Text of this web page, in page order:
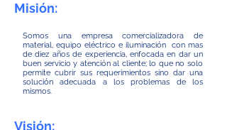
Misión:
Somos una empresa comercializadora de
material, equipo eléctrico e iluminación con mas
de diez años de experiencia, enfocada en dar un
buen servicio y atención al cliente; lo que no solo
permite cubrir sus requerimientos sino dar una
solución adecuada a los problemas de los
mismos.
Visión: